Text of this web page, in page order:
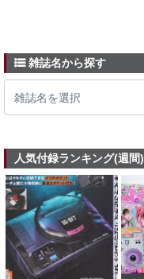
雑誌名から探す
人気付録ランキング(週間)